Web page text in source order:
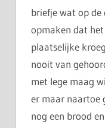
briefje wat op
opmaken dat
plaatselijke
nooit van
met lege maag
er maar naartoe
nog een brood